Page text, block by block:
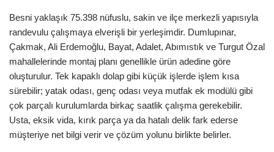
Besni yaklaşık 75.398 nüfuslu, sakin ve ilçe merkezli yapısıyla
randevulu çalışmaya elverişli bir yerleşimdir. Dumlupınar,
Çakmak, Ali Erdemoğlu, Bayat, Adalet, Abımıstık ve Turgut Özal
mahallelerinde montaj planı genellikle ürün adedine göre
oluşturulur. Tek kapaklı dolap gibi küçük işlerde işlem kısa
sürebilir; yatak odası, genç odası veya mutfak ek modülü gibi
çok parçalı kurulumlarda birkaç saatlik çalışma gerekebilir.
Usta, eksik vida, kırık parça ya da hatalı delik fark ederse
müşteriye net bilgi verir ve çözüm yolunu birlikte belirler.